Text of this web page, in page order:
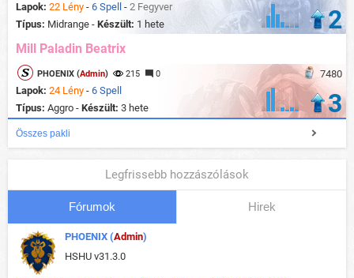
Lapok: 22 Lény - 6 Spell - 2 Fegyver
Típus: Midrange - Készült: 1 hete 2
Mill Paladin Beatrix
7480
PHOENIX (Admin) 215 0
Lapok: 24 Lény - 6 Spell
Típus: Aggro - Készült: 3 hete 3
Összes pakli
Legfrissebb hozzászólások
Fórumok Hirek
PHOENIX (Admin)
HSHU v31.3.0